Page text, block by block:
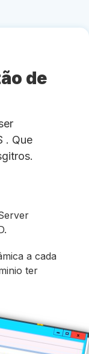
de
. Que
a cada
ter